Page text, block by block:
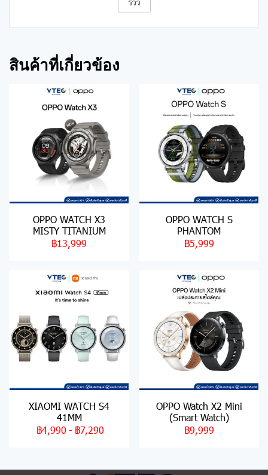
สินค้าที่เกี่ยวข้อง
OPPO WATCH X3
MISTY TITANIUM
฿13,999
OPPO WATCH S
PHANTOM
฿5,999
XIAOMI WATCH S4
41MM
฿4,990 - ฿7,290
OPPO Watch X2 Mini
(Smart Watch)
฿9,999